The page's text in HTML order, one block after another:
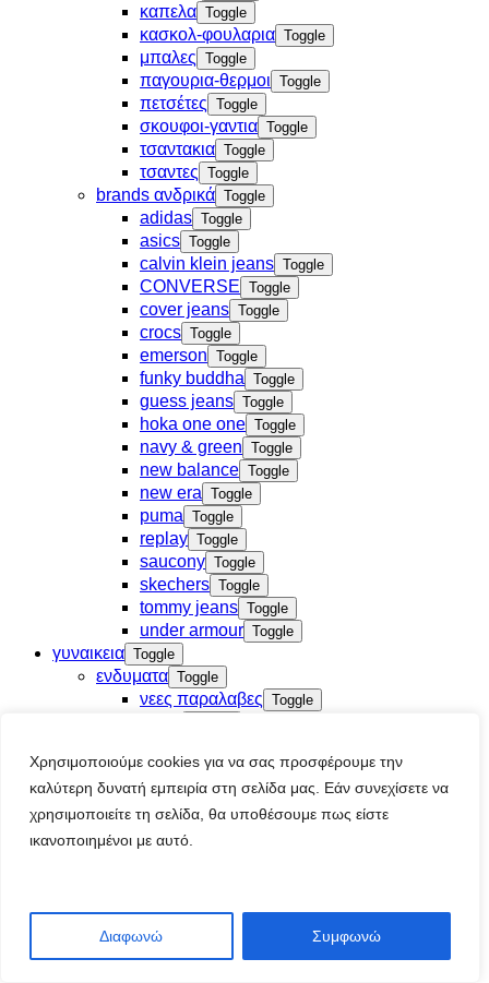
Χρησιμοποιούμε cookies για να σας προσφέρουμε την
καλύτερη δυνατή εμπειρία στη σελίδα μας. Εάν συνεχίσετε να
χρησιμοποιείτε τη σελίδα, θα υποθέσουμε πως είστε
ικανοποιημένοι με αυτό.
Διαφωνώ Συμφωνώ
καπελα Toggle
κασκολ-φουλαρια Toggle
μπαλες Toggle
παγουρια-θερμοι Toggle
πετσέτες Toggle
σκουφοι-γαντια Toggle
τσαντακια Toggle
τσαντες Toggle
brands ανδρικά Toggle
adidas Toggle
asics Toggle
calvin klein jeans Toggle
CONVERSE Toggle
cover jeans Toggle
crocs Toggle
emerson Toggle
funky buddha Toggle
guess jeans Toggle
hoka one one Toggle
navy & green Toggle
new balance Toggle
new era Toggle
puma Toggle
replay Toggle
saucony Toggle
skechers Toggle
tommy jeans Toggle
under armour Toggle
γυναικεια Toggle
ενδυματα Toggle
νεες παραλαβες Toggle
ζακετες Toggle
κολαν Toggle
μαγιο Toggle
μπλουζες-tops
παντελονια φορμας Toggle